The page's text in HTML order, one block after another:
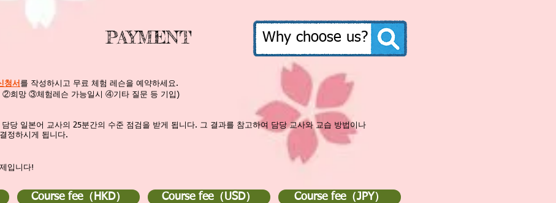
PAYMENT Why choose us?
청서 를 작성하시고 무료 체험 레슨을 예약하세요.
②희망 ③체험레슨 가능일시 ④기타 질문 등 기입)
당 일본어 교사의 25분간의 수준 점검을 받게 됩니다. 그 결과를 참고하여 담당 교사와 교습 방법이나
정하시게 됩니다.
입니다!
Course fee（HKD） Course fee（USD） Course fee（JPY）